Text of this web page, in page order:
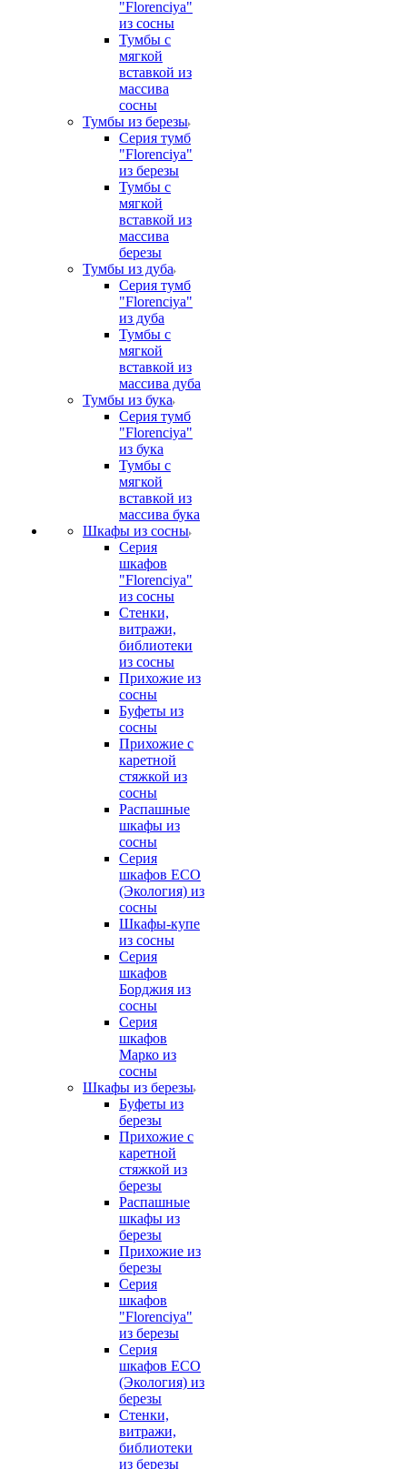
"Florenciya"
из сосны
Тумбы с
мягкой
вставкой из
массива
сосны
Тумбы из березы
Серия тумб
"Florenciya"
из березы
Тумбы с
мягкой
вставкой из
массива
березы
Тумбы из дуба
Серия тумб
"Florenciya"
из дуба
Тумбы с
мягкой
вставкой из
массива дуба
Тумбы из бука
Серия тумб
"Florenciya"
из бука
Тумбы с
мягкой
вставкой из
массива бука
Шкафы из сосны
Серия
шкафов
"Florenciya"
из сосны
Стенки,
витражи,
библиотеки
из сосны
Прихожие из
сосны
Буфеты из
сосны
Прихожие с
каретной
стяжкой из
сосны
Распашные
шкафы из
сосны
Серия
шкафов ECO
(Экология) из
сосны
Шкафы-купе
из сосны
Серия
шкафов
Борджия из
сосны
Серия
шкафов
Марко из
сосны
Шкафы из березы
Буфеты из
березы
Прихожие с
каретной
стяжкой из
березы
Распашные
шкафы из
березы
Прихожие из
березы
Серия
шкафов
"Florenciya"
из березы
Серия
шкафов ECO
(Экология) из
березы
Стенки,
витражи,
библиотеки
из березы